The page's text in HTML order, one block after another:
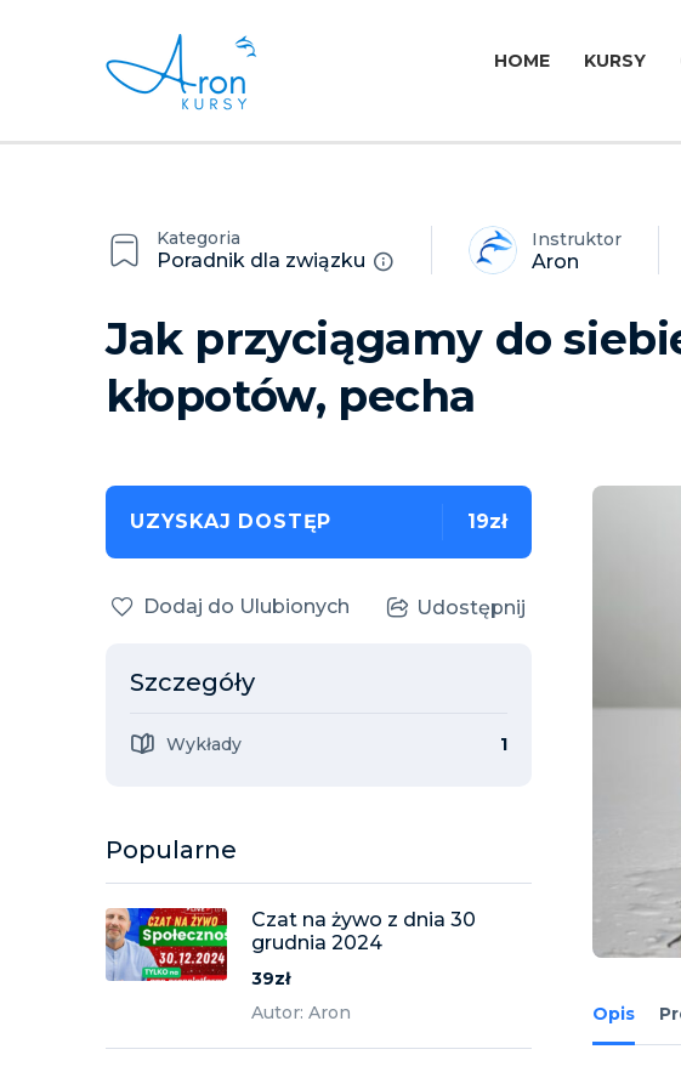
HOME KURSY
Kategoria
Poradnik dla związku
Instruktor
Aron
Jak przyciągamy do
kłopotów, pecha
UZYSKAJ DOSTĘP 19zł
Dodaj do Ulubionych Udostępnij
Szczegóły
Wykłady 1
Popularne
Czat na żywo z dnia 30
grudnia 2024
39zł
Autor: Aron
Opis